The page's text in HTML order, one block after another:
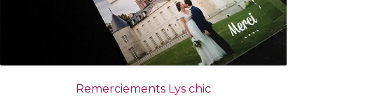
Remerciements Lys chic